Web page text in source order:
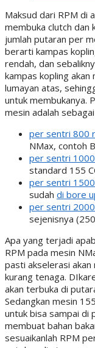
Maksud dari RPM di
membuka clutch dan
jumlah putaran per
berarti kampas
rendah, dan
kampas kopling
lumayan atas,
untuk membukanya.
mesin adalah
per sentri 800
NMax, contoh
per sentri
standard 155
per sentri
sudah di bore
per sentri
sejenisnya
Apa yang terjadi
RPM pada mesin
pasti akselerasi
kurang tenaga.
akan terbuka di
Sedangkan mesin
untuk bisa sampai di
membuat bahan
sesuaikanlah RPM